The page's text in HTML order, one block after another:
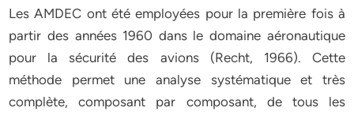
Les AMDEC ont été employées pour la première fois à
partir des années 1960 dans le domaine aéronautique
pour la sécurité des avions (Recht, 1966). Cette
méthode permet une analyse systématique et très
complète, composant par composant, de tous les